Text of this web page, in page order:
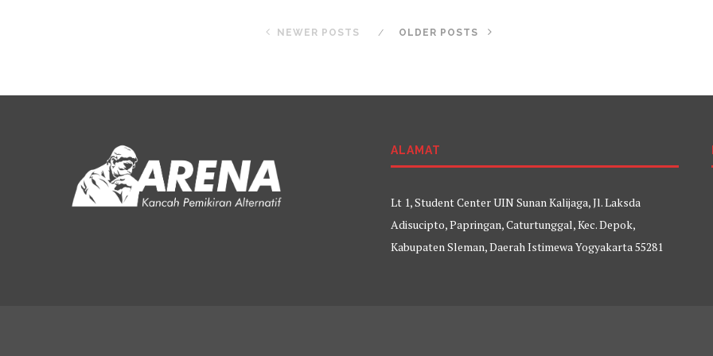
NEWER POSTS OLDER POSTS
ALAMAT
Lt 1, Student Center UIN Sunan Kalijaga, Jl. Laksda
Adisucipto, Papringan, Caturtunggal, Kec. Depok,
Kabupaten Sleman, Daerah Istimewa Yogyakarta 55281